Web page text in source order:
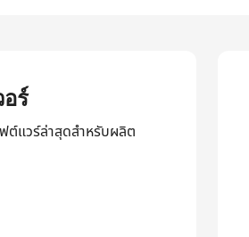
ร์
ต์แวร์ล่าสุดสำหรับผลิต